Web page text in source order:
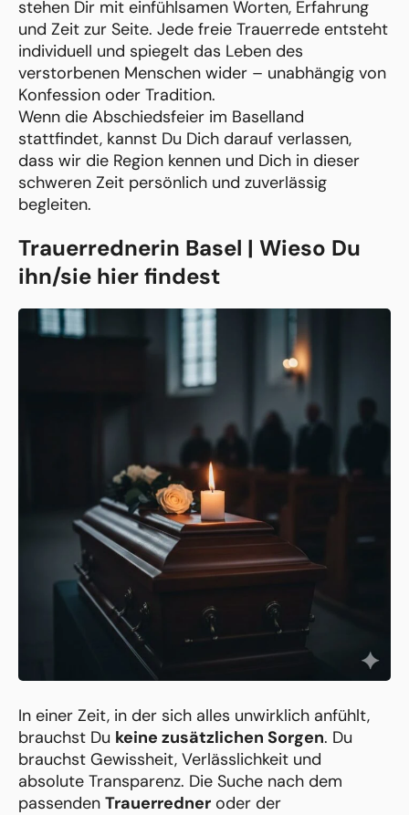
stehen Dir mit einfühlsamen Worten, Erfahrung
und Zeit zur Seite. Jede freie Trauerrede entsteht
individuell und spiegelt das Leben des
verstorbenen Menschen wider – unabhängig von
Konfession oder Tradition.
Wenn die Abschiedsfeier im Baselland
stattfindet, kannst Du Dich darauf verlassen,
dass wir die Region kennen und Dich in dieser
schweren Zeit persönlich und zuverlässig
begleiten.
Trauerrednerin Basel | Wieso Du
ihn/sie hier findest
In einer Zeit, in der sich alles unwirklich anfühlt,
brauchst Du keine zusätzlichen Sorgen. Du
brauchst Gewissheit, Verlässlichkeit und
absolute Transparenz. Die Suche nach dem
passenden Trauerredner oder der